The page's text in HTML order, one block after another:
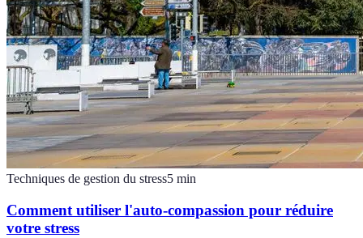
Techniques de gestion du stress5 min
Comment utiliser l'auto-compassion pour réduire
votre stress